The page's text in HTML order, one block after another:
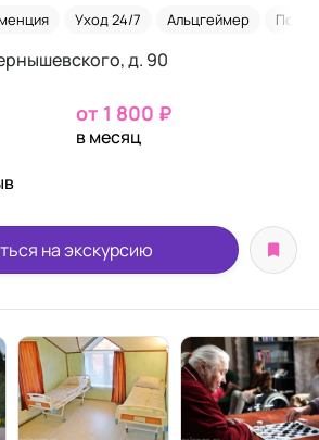
Уход 24/7 Альцгеймер
д. 90
от 1 800 ₽
в месяц
на экскурсию